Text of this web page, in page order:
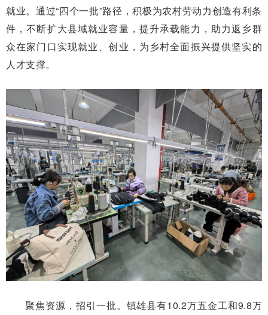
就业。通过“四个一批”路径，积极为农村劳动力创造有利条
件，不断扩大县域就业容量，提升承载能力，助力返乡群
众在家门口实现就业、创业，为乡村全面振兴提供坚实的
人才支撑。
聚焦资源，招引一批。镇雄县有10.2万五金工和9.8万